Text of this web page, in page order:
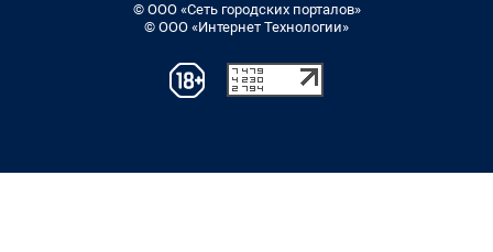
© ООО «Сеть городских порталов»
© ООО «Интернет Технологии»